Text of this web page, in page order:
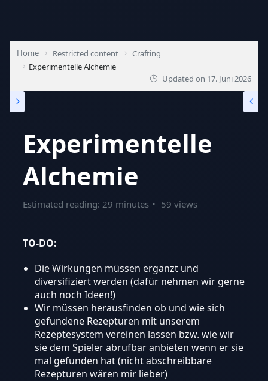
Home Restricted content
Crafting
Experimentelle Alchemie
Updated on 17. Juni 2026
Experimentelle
Alchemie
Estimated reading: 29 minutes 59 views
TO-DO:
Die Wirkungen müssen ergänzt und
diversifiziert werden (dafür nehmen wir gerne
auch noch Ideen!)
Wir müssen herausfinden ob und wie sich
gefundene Rezepturen mit unserem
Rezeptesystem vereinen lassen bzw. wie wir
sie dem Spieler abrufbar anbieten wenn er sie
mal gefunden hat (nicht abschreibbare
Rezepturen wären mir lieber)